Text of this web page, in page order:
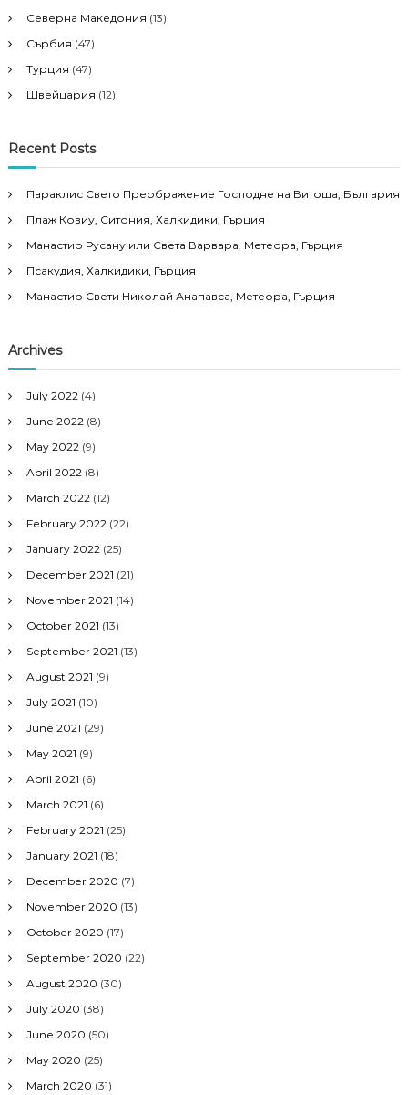
Северна Македония (13)
Сърбия (47)
Турция (47)
Швейцария (12)
Recent Posts
Параклис Свето Преображение Господне на Витоша, България
Плаж Ковиу, Ситония, Халкидики, Гърция
Манастир Русану или Света Варвара, Метеора, Гърция
Псакудия, Халкидики, Гърция
Манастир Свети Николай Анапавса, Метеора, Гърция
Archives
July 2022 (4)
June 2022 (8)
May 2022 (9)
April 2022 (8)
March 2022 (12)
February 2022 (22)
January 2022 (25)
December 2021 (21)
November 2021 (14)
October 2021 (13)
September 2021 (13)
August 2021 (9)
July 2021 (10)
June 2021 (29)
May 2021 (9)
April 2021 (6)
March 2021 (6)
February 2021 (25)
January 2021 (18)
December 2020 (7)
November 2020 (13)
October 2020 (17)
September 2020 (22)
August 2020 (30)
July 2020 (38)
June 2020 (50)
May 2020 (25)
March 2020 (31)